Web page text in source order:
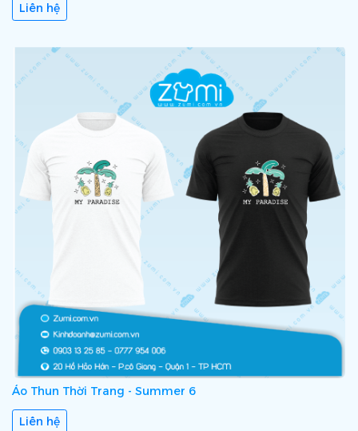
Liên hệ
Áo Thun Thời Trang - Summer 6
Liên hệ